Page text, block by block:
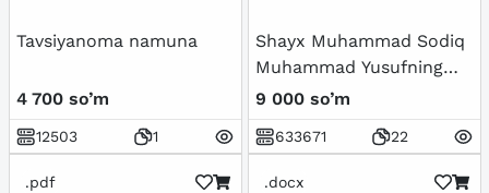
Tavsiyanoma namuna
4 700 so’m
12503 1
Shayx Muhammad Sodiq
Muhammad Yusufning
Baxtiyor oila asarida
islom qadriyatlarining
talqini
9 000 so’m
633671 22
.pdf .docx